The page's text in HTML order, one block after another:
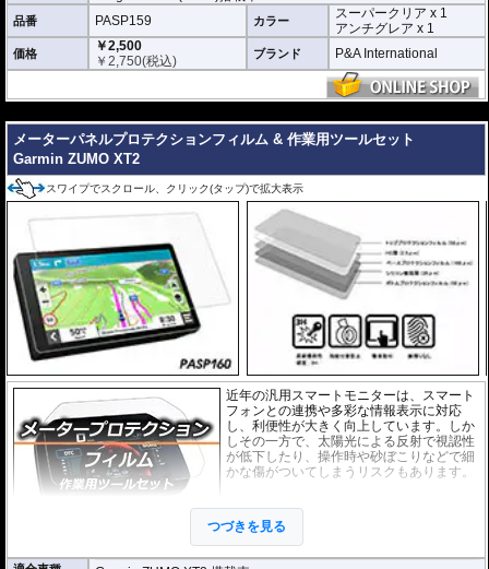
を防ぎ、画面を読み取りやすくします。も
ちろん傷に対しても有効です。
取付キット付属 :
取り付けに便利なクリー
ニングクロス、細かい埃も除去する粘着シート、気泡の混入を防ぎ、きれいに
優れもの。満足のいく取付が容易になりました。
シリコーン系粘着材を採用し、画面を痛めることがありません。フィルムを剥
がせば、元通りの状態になります。
品番 PASP159 カラー
スーパークリア x 1
アンチグレア x 1
価格
￥2,500
￥2,750(税込) ブランド P&A International
メーターパネルプロテクションフィルム & 作業用ツールセット
Garmin ZUMO XT2
スワイプでスクロール、クリック(タップ)で拡大表示
近年の汎用スマートモニターは、スマート
フォンとの連携や多彩な情報表示に対応
し、利便性が大きく向上しています。しか
しその一方で、太陽光による反射で視認性
が低下したり、操作時や砂ぼこりなどで細
かな傷がついてしまうリスクもあります。
汚れからディスプレイを保護します。
トには２枚のフィルム(スーパークリアとア
ンチグレア)が入っており
合わせたものをご利用いただけます。
つづきを見る